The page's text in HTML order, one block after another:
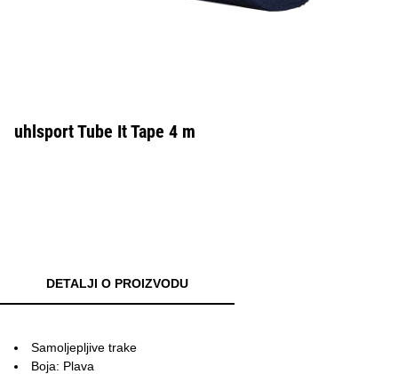
uhlsport Tube It Tape 4 m
DETALJI O PROIZVODU
Samoljepljive trake
Boja: Plava